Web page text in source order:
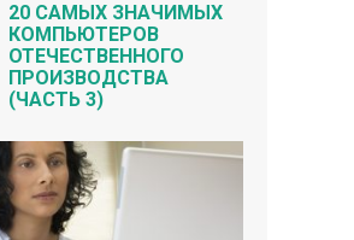
20 САМЫХ ЗНАЧИМЫХ
КОМПЬЮТЕРОВ
ОТЕЧЕСТВЕННОГО
ПРОИЗВОДСТВА
(ЧАСТЬ 3)